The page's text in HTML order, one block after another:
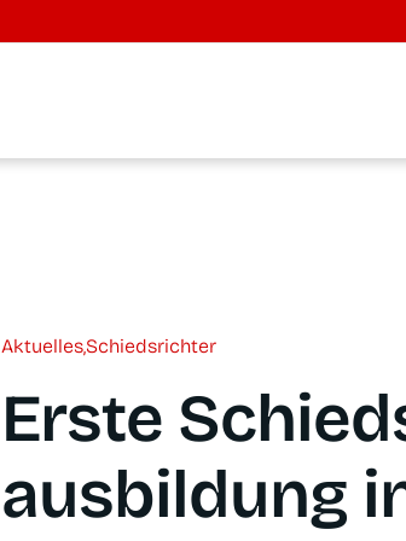
Aktu­el­les,Schieds­rich­ter
Ers­te
aus­bil­dung